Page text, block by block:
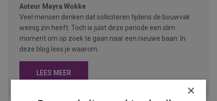
Auteur Mayra Wokke
Veel mensen denken dat solliciteren tijdens de bouwvak
weinig zin heeft. Toch is juist deze periode een slim
moment om op zoek te gaan naar een nieuwe baan. In
deze blog lees je waarom.
LEES MEER
×